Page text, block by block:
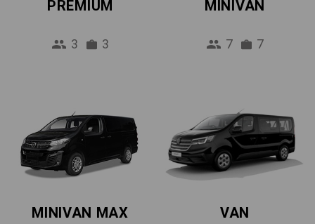
PREMIUM
3 3
MINIVAN
7 7
MINIVAN MAX VAN